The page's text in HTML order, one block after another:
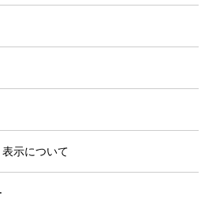
示について